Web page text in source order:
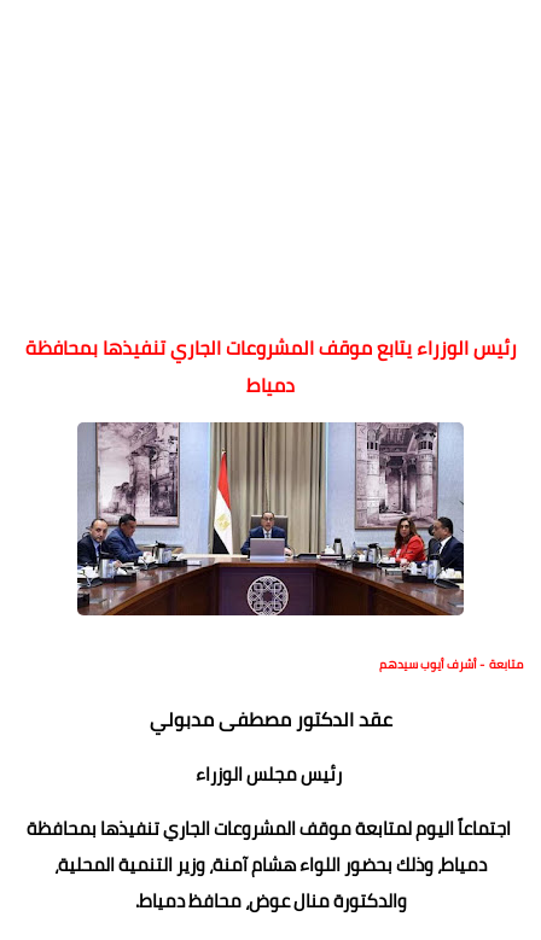
رئيس الوزراء يتابع موقف المشروعات الجاري تنفيذها بمحافظة
دمياط
متابعة - أشرف أيوب سيدهم
عقد الدكتور مصطفى مدبولي
رئيس مجلس الوزراء
اجتماعاً اليوم لمتابعة موقف المشروعات الجاري تنفيذها بمحافظة
دمياط، وذلك بحضور اللواء هشام آمنة، وزير التنمية المحلية،
والدكتورة منال عوض، محافظ دمياط.